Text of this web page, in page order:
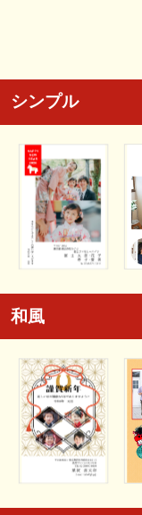
シンプル
和風